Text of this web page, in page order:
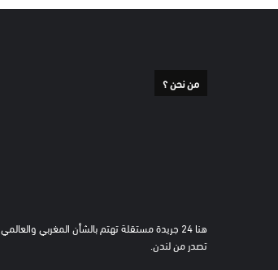
من نحن ؟
هنا 24 جريدة مستقلة تهتم بالشأن المغربي والعالمي
تصدر من لندن.